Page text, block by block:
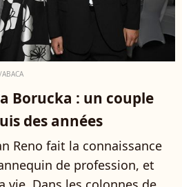
Borucka : un couple
des années
Reno fait la connaissance
de profession, et